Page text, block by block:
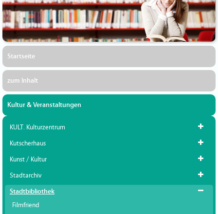
Startseite
zum Inhalt
Kultur & Veranstaltungen
KULT. Kulturzentrum
Kutscherhaus
Kunst / Kultur
Stadtarchiv
Stadtbibliothek
Filmfriend